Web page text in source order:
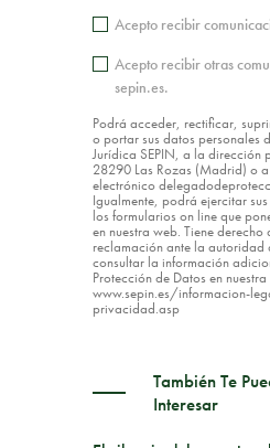
Acepto recibir
Acepto recibir otras
sepin.es.
Podrá acceder, rectificar,
o portar sus datos personales
Jurídica SEPIN, a la
28290 Las Rozas (Madrid) o
electrónico
Igualmente, podrá ejercitar
los formularios on line que
en nuestra web. Tiene derecho
reclamación ante la autoridad
consultar la información
Protección de Datos en
www.sepin.es/informacion-
privacidad.asp
También Te
Interesar